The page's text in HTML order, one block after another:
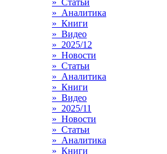
» Статьи
» Аналитика
» Книги
» Видео
» 2025/12
» Новости
» Статьи
» Аналитика
» Книги
» Видео
» 2025/11
» Новости
» Статьи
» Аналитика
» Книги